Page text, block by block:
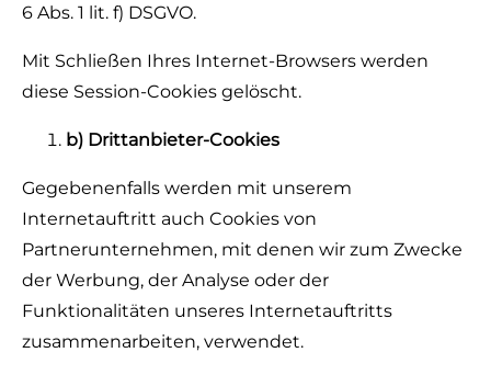
6 Abs. 1 lit. f) DSGVO.
Mit Schließen Ihres Internet-Browsers werden
diese Session-Cookies gelöscht.
b) Drittanbieter-Cookies
Gegebenenfalls werden mit unserem
Internetauftritt auch Cookies von
Partnerunternehmen, mit denen wir zum Zwecke
der Werbung, der Analyse oder der
Funktionalitäten unseres Internetauftritts
zusammenarbeiten, verwendet.